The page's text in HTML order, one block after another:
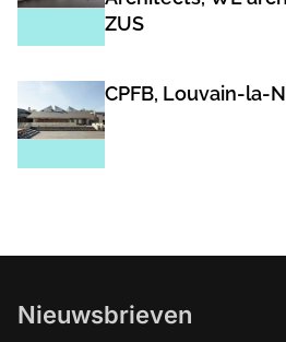
ZUS
CPFB, Louvain-la-
Nieuwsbrieven